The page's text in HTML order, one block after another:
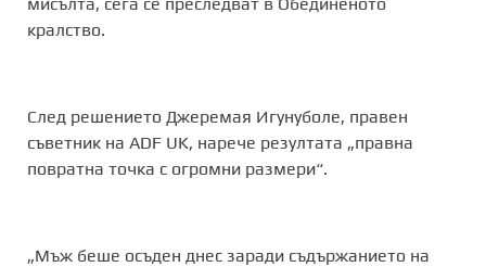
кралство.
След решението Джеремая Игунуболе, правен
съветник на ADF UK, нарече резултата „правна
повратна точка с огромни размери“.
„Мъж беше осъден днес заради съдържанието на